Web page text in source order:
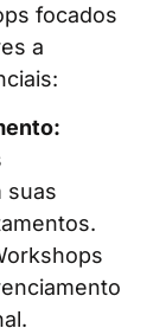
focados
a
suas